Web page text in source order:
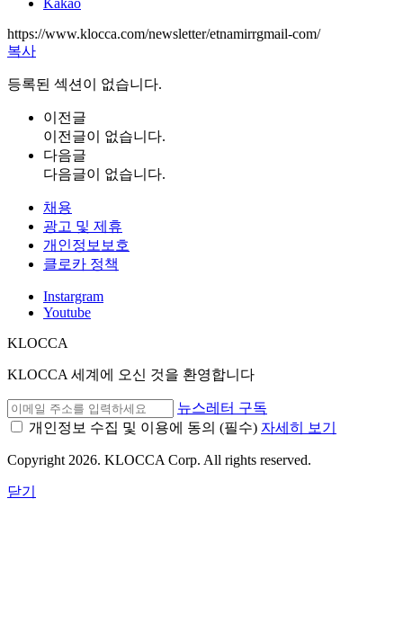
https://www.klocca.com/newsletter/etnamirrgmail-com/
복사
등록된 섹션이 없습니다.
이전글
이전글이 없습니다.
다음글
다음글이 없습니다.
채용
광고 및 제휴
개인정보보호
클로카 정책
Instargram
Youtube
KLOCCA
KLOCCA 세계에 오신 것을 환영합니다
뉴스레터 구독
개인정보 수집 및 이용에 동의 (필수) 자세히 보기
Copyright 2026. KLOCCA Corp. All rights reserved.
닫기